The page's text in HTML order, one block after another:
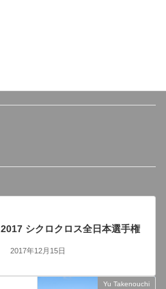
2017 シクロクロス全日本選手権
2017年12月15日
Yu Takenouchi